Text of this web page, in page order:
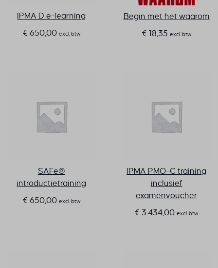
IPMA D e-learning
€ 650,00 excl. btw
Begin met het waarom
€ 18,35 excl. btw
SAFe®
introductietraining
€ 650,00 excl. btw
IPMA PMO-C training
inclusief
examenvoucher
€ 3.434,00 excl. btw